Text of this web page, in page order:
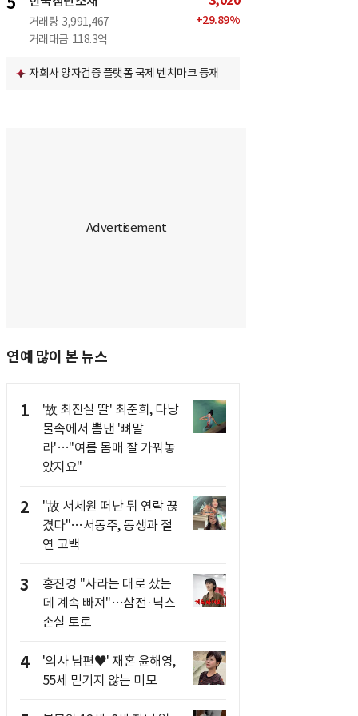
거래량 3,991,467
거래대금 118.3억
+29.89%
자회사 양자검증 플랫폼 국제 벤치마크 등재
연예 많이 본 뉴스
1
'故 최진실 딸' 최준희, 다낭
물속에서 뽐낸 '뼈말
라'…"여름 몸매 잘 가꿔놓
았지요"
2
"故 서세원 떠난 뒤 연락 끊
겼다"…서동주, 동생과 절
연 고백
3
홍진경 "사라는 대로 샀는
데 계속 빠져"…삼전·닉스
손실 토로
4
'의사 남편♥' 재혼 윤해영,
55세 믿기지 않는 미모